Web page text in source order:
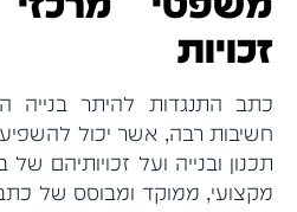
זכויות
כתב התנגדות להיתר
חשיבות רבה, אשר יכול
תכנון ובנייה ועל זכויותיהם של
מקצועי, ממוקד ומבוסס של